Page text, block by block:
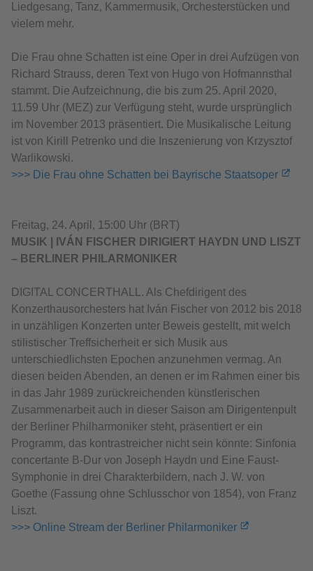
Liedgesang, Tanz, Kammermusik, Orchesterstücken und
vielem mehr.
Die Frau ohne Schatten ist eine Oper in drei Aufzügen von
Richard Strauss, deren Text von Hugo von Hofmannsthal
stammt. Die Aufzeichnung, die bis zum 25. April 2020,
11.59 Uhr (MEZ) zur Verfügung steht, wurde ursprünglich
im November 2013 präsentiert. Die Musikalische Leitung
ist von Kirill Petrenko und die Inszenierung von Krzysztof
Warlikowski.
>>> Die Frau ohne Schatten bei Bayrische Staatsoper
Freitag, 24. April, 15:00 Uhr (BRT)
MUSIK | IVÁN FISCHER DIRIGIERT HAYDN UND LISZT
– BERLINER PHILARMONIKER
DIGITAL CONCERTHALL. Als Chefdirigent des
Konzerthausorchesters hat Iván Fischer von 2012 bis 2018
in unzähligen Konzerten unter Beweis gestellt, mit welch
stilistischer Treffsicherheit er sich Musik aus
unterschiedlichsten Epochen anzunehmen vermag. An
diesen beiden Abenden, an denen er im Rahmen einer bis
in das Jahr 1989 zurückreichenden künstlerischen
Zusammenarbeit auch in dieser Saison am Dirigentenpult
der Berliner Philharmoniker steht, präsentiert er ein
Programm, das kontrastreicher nicht sein könnte: Sinfonia
concertante B-Dur von Joseph Haydn und Eine Faust-
Symphonie in drei Charakterbildern, nach J. W. von
Goethe (Fassung ohne Schlusschor von 1854), von Franz
Liszt.
>>> Online Stream der Berliner Philarmoniker